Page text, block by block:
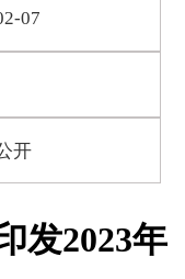
07
开
发2023年